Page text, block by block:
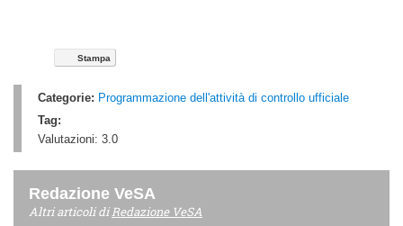
Stampa
Categorie: Programmazione dell'attività di controllo ufficiale
Tag:
Valutazioni: 3.0
Redazione VeSA
Altri articoli di Redazione VeSA